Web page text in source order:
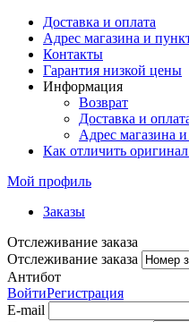
Доставка и оплата
Адрес магазина и
Контакты
Гарантия низкой цены
Информация
Возврат
Доставка и
Адрес магазина
Как отличить
Мой профиль
Заказы
Отслеживание заказа
Отслеживание заказа
Антибот
ВойтиРегистрация
E-mail